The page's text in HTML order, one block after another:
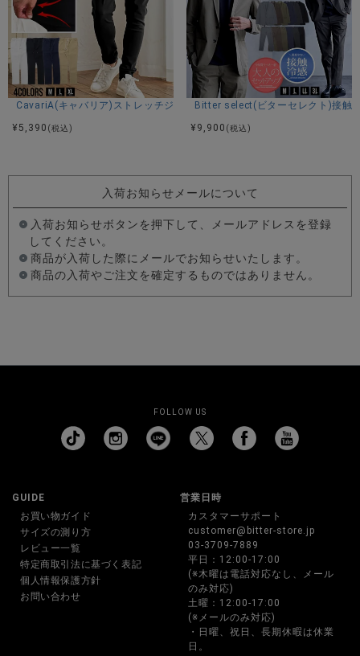
CavariA(キャバリア)ストレッチジョッパーパンツ/全4色
¥ 5,390 (税込)
Bitter select(ビターセレクト)接触
¥ 9,900 (税込)
入荷お知らせメールについて
入荷お知らせボタンを押下して、メールアドレスを登録
してください。
商品が入荷した際にメールでお知らせいたします。
商品の入荷やご注文を確定するものではありません。
FOLLOW US
GUIDE
お買い物ガイド
サイズの測り方
レビュー一覧
特定商取引法に基づく表記
個人情報保護方針
お問い合わせ
営業日時
カスタマーサポート
customer@bitter-store.jp
03-3709-7889
平日：12:00-17:00
(※木曜は電話対応なし、メール
のみ対応)
土曜：12:00-17:00
(※メールのみ対応)
・日曜、祝日、長期休暇は休業
日。